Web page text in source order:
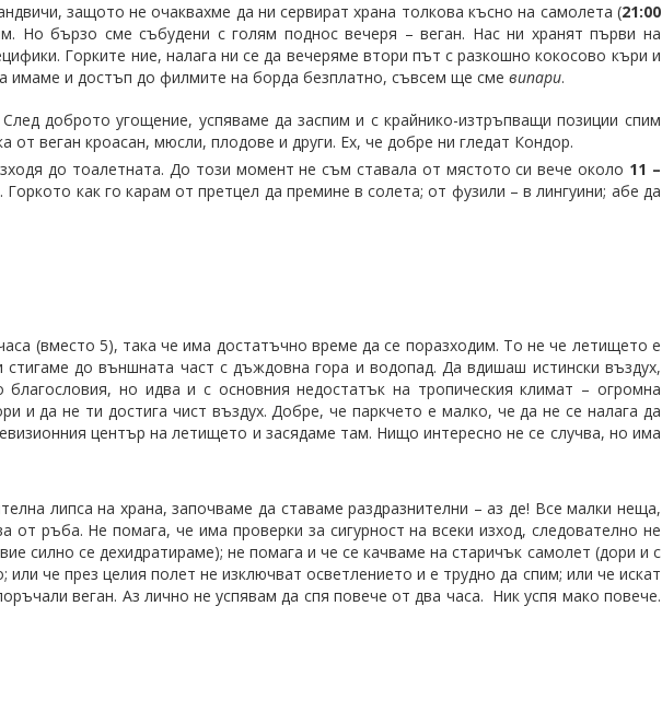
защото не очаквахме да ни сервират храна толкова късно на самолета (21:00
Но бързо сме събудени с голям поднос вечеря – веган. Нас ни хранят първи на
Горките ние, налага ни се да вечеряме втори път с разкошно кокосово къри и
имаме и достъп до филмите на борда безплатно, съвсем ще смевипари.
доброто угощение, успяваме да заспим и с крайнико-изтръпващи позиции спим
от веган кроасан, мюсли, плодове и други. Ех, че добре ни гледат Кондор.
до тоалетната. До този момент не съм ставала от мястото си вече около 11 –
как го карам от претцел да премине в солета; от фузили – в лингуини; абе да
(вместо 5), така че има достатъчно време да се поразходим. То не че летището е
до външната част с дъждовна гора и водопад. Да вдишаш истински въздух,
но идва и с основния недостатък на тропическия климат – огромна
и да не ти достига чист въздух. Добре, че паркчето е малко, че да не се налага да
център на летището и засядаме там. Нищо интересно не се случва, но има
липса на храна, започваме да ставаме раздразнителни – аз де! Все малки неща,
ръба. Не помага, че има проверки за сигурност на всеки изход, следователно не
силно се дехидратираме); не помага и че се качваме на старичък самолет (дори и с
че през целия полет не изключват осветлението и е трудно да спим; или че искат
веган. Аз лично не успявам да спя повече от два часа. Ник успя мако повече.